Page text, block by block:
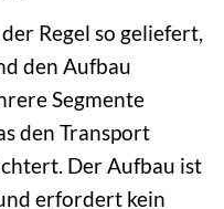
Regel so geliefert,
den Aufbau
Segmente
den Transport
Der Aufbau ist
erfordert kein